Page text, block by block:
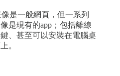
是一般網頁，但一系列
是現有的app；包括離線
、甚至可以安裝在電腦桌
。